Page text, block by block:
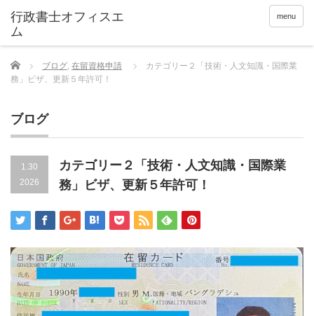
menu
Home ブログ, 在留資格申請
カテゴリー２「技術・人文知識・国際業
務」ビザ、更新５年許可！
ブログ
1.30
2026
カテゴリー２「技術・人文知識・国際業
務」ビザ、更新５年許可！